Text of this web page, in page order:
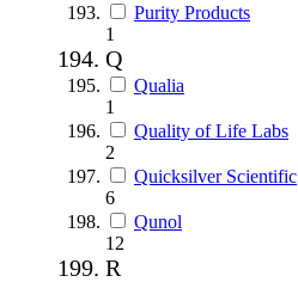
Purity Products
1
Q
Qualia
1
Quality of Life Labs
2
Quicksilver Scientific
6
Qunol
12
R